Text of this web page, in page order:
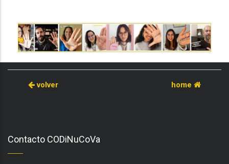
volver home
Contacto CODiNuCoVa